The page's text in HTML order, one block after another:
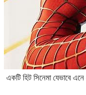
একটি হিট সিনেমা যেভাবে